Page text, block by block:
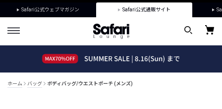
Safari公式ウェブマガジン Safari公式通販サイト
ホーム バッグ ボディバッグ/ウエストポーチ (メンズ)